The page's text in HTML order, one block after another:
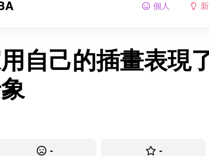
個人 新
自己的插畫表現
- -